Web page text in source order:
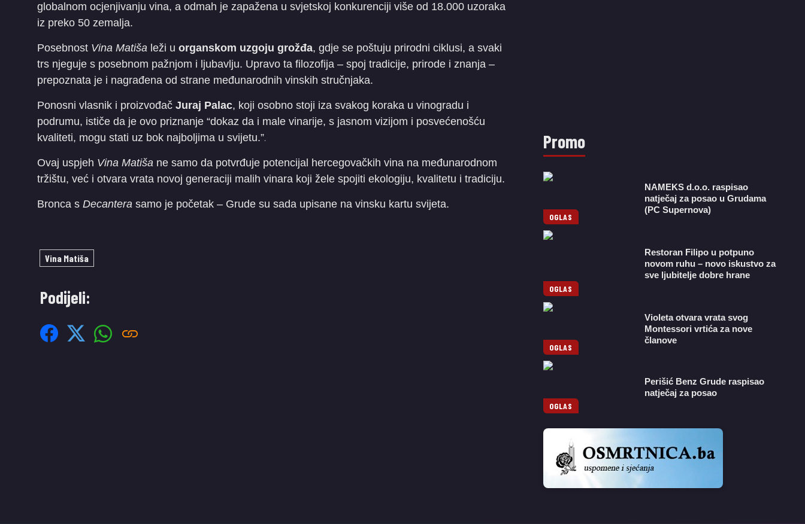
globalnom ocjenjivanju vina, a odmah je zapažena u svjetskoj konkurenciji više od 18.000 uzoraka
iz preko 50 zemalja.
Posebnost Vina Matiša leži u organskom uzgoju grožđa, gdje se poštuju prirodni ciklusi, a svaki
trs njeguje s posebnom pažnjom i ljubavlju. Upravo ta filozofija – spoj tradicije, prirode i znanja –
prepoznata je i nagrađena od strane međunarodnih vinskih stručnjaka.
Ponosni vlasnik i proizvođač Juraj Palac, koji osobno stoji iza svakog koraka u vinogradu i
podrumu, ističe da je ovo priznanje “dokaz da i male vinarije, s jasnom vizijom i posvećenošću
kvaliteti, mogu stati uz bok najboljima u svijetu.”.
Ovaj uspjeh Vina Matiša ne samo da potvrđuje potencijal hercegovačkih vina na međunarodnom
tržištu, već i otvara vrata novoj generaciji malih vinara koji žele spojiti ekologiju, kvalitetu i tradiciju.
Bronca s Decantera samo je početak – Grude su sada upisane na vinsku kartu svijeta.
Vina Matiša
Podijeli:
Promo
OGLAS
NAMEKS d.o.o. raspisao
natječaj za posao u Grudama
(PC Supernova)
OGLAS
Restoran Filipo u potpuno
novom ruhu – novo iskustvo za
sve ljubitelje dobre hrane
OGLAS
Violeta otvara vrata svog
Montessori vrtića za nove
članove
OGLAS
Perišić Benz Grude raspisao
natječaj za posao